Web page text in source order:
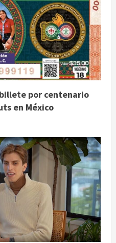
por centenario
en México